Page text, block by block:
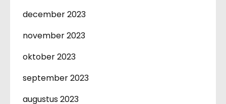
december 2023
november 2023
oktober 2023
september 2023
augustus 2023